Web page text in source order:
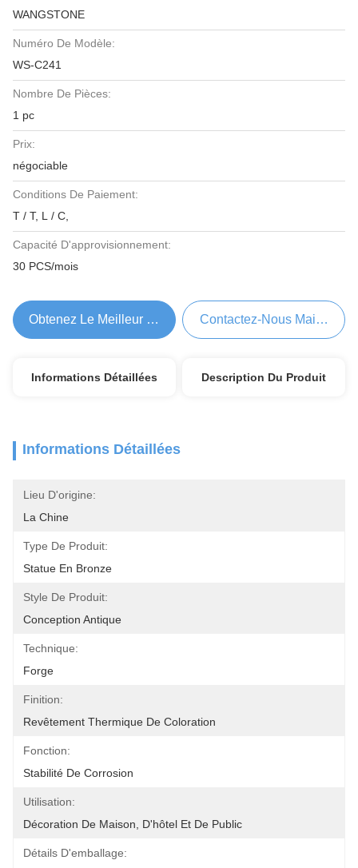
WANGSTONE
Numéro De Modèle:
WS-C241
Nombre De Pièces:
1 pc
Prix:
négociable
Conditions De Paiement:
T / T, L / C,
Capacité D'approvisionnement:
30 PCS/mois
Obtenez Le Meilleur Prix Contactez-Nous Maintenant
Informations Détaillées Description Du Produit
Informations Détaillées
Lieu D'origine:
La Chine
Type De Produit:
Statue En Bronze
Style De Produit:
Conception Antique
Technique:
Forge
Finition:
Revêtement Thermique De Coloration
Fonction:
Stabilité De Corrosion
Utilisation:
Décoration De Maison, D'hôtel Et De Public
Détails D'emballage: